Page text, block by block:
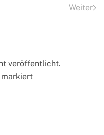
Weiter
veröffentlicht.
markiert